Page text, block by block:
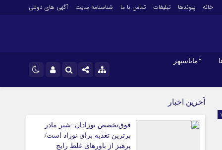
خانه پیوندها تبلیغات تماس با ما شناسنامه سایت آگهی های دولتی
*ماناسپهر
سروش
نام کاربری یا نشانی ایمیل
باشگاه پرسپولیس
باشگاه استقلال
آخرین اخبار
فوق‌تخصص نوزادان: شیر مادر
برترین تغذیه برای نوزاد است/
پرهیز از باورهای غلط رایج